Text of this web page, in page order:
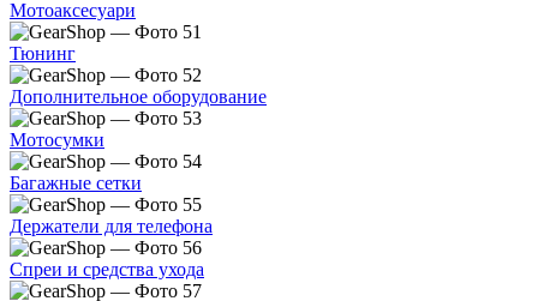
Мотоаксесуари
Тюнинг
Дополнительное оборудование
Мотосумки
Багажные сетки
Держатели для телефона
Спреи и средства ухода